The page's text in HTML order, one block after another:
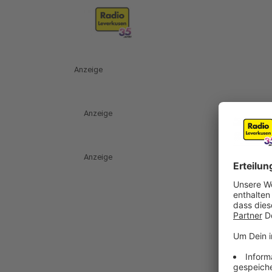
Anzeige
Anzeige
Anzeige